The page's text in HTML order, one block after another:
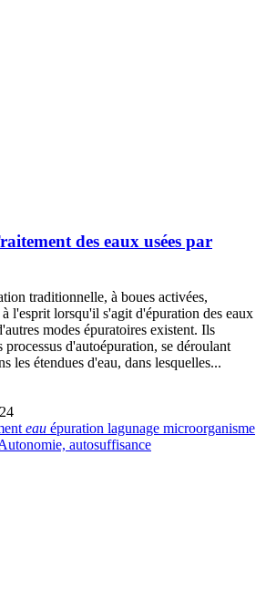
des eaux usées par
traditionnelle, à boues activées,
l'esprit lorsqu'il s'agit d'épuration des eaux
modes épuratoires existent. Ils
processus d'autoépuration, se déroulant
les étendues d'eau, dans lesquelles...
eau épuration lagunage microorganisme
autosuffisance